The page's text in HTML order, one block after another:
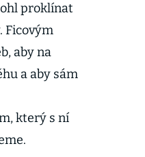
proklínat
Ficovým
aby na
a aby sám
který s ní